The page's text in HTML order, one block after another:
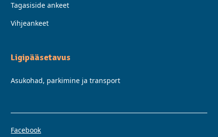
Tagasiside ankeet
Vihjeankeet
Ligipääsetavus
Asukohad, parkimine ja transport
Facebook